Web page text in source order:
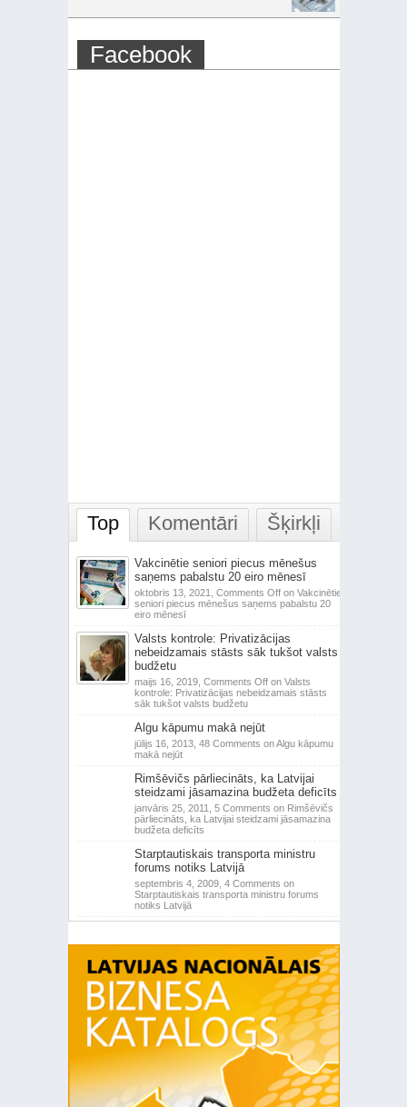
Facebook
Top Komentāri Šķirkļi
Vakcinētie seniori piecus mēnešus
saņems pabalstu 20 eiro mēnesī
oktobris 13, 2021, Comments Offon Vakcinētie
seniori piecus mēnešus saņems pabalstu 20
eiro mēnesī
Valsts kontrole: Privatizācijas
nebeidzamais stāsts sāk tukšot valsts
budžetu
maijs 16, 2019, Comments Offon Valsts
kontrole: Privatizācijas nebeidzamais stāsts
sāk tukšot valsts budžetu
Algu kāpumu makā nejūt
jūlijs 16, 2013, 48 Comments on Algu kāpumu
makā nejūt
Rimšēvičs pārliecināts, ka Latvijai
steidzami jāsamazina budžeta deficīts
janvāris 25, 2011, 5 Comments on Rimšēvičs
pārliecināts, ka Latvijai steidzami jāsamazina
budžeta deficīts
Starptautiskais transporta ministru
forums notiks Latvijā
septembris 4, 2009, 4 Comments on
Starptautiskais transporta ministru forums
notiks Latvijā